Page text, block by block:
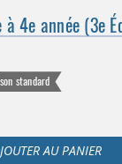
4e année (3e
standard
AU PANIER